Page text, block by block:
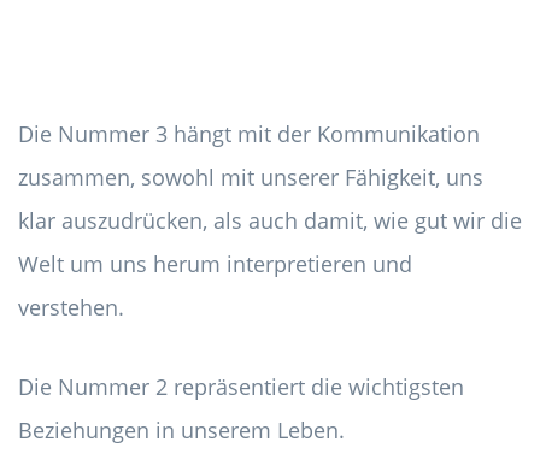
Die Nummer 3 hängt mit der Kommunikation
zusammen, sowohl mit unserer Fähigkeit, uns
klar auszudrücken, als auch damit, wie gut wir die
Welt um uns herum interpretieren und
verstehen.
Die Nummer 2 repräsentiert die wichtigsten
Beziehungen in unserem Leben.